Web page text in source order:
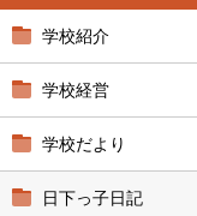
学校紹介
学校経営
学校だより
日下っ子日記